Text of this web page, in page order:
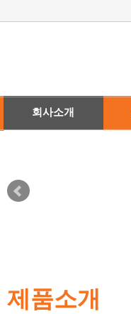
회사소개
제품소개